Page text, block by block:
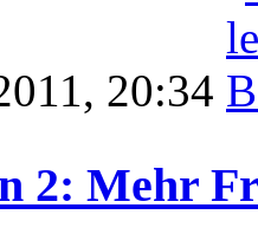
20:34
2: Mehr